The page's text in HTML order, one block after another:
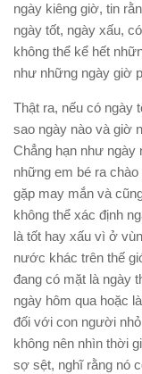
ngày kiêng giờ, tin
ngày tốt, ngày xấu,
không thể kể hết
như những ngày giờ
Thật ra, nếu có ngày
sao ngày nào và giờ
Chẳng hạn như
những em bé ra
gặp may mắn và
không thể xác định
là tốt hay xấu vì ở
nước khác trên thế
đang có mặt là ngày
ngày hôm qua hoặc
đối với con người
không nên nhìn thời
sợ sệt, nghĩ rằng nó